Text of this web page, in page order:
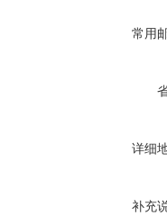
常用
详细
补充